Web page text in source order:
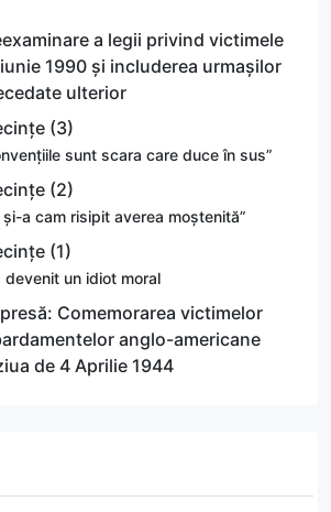
a legii privind victimele
1990 și includerea urmașilor
ulterior
(3)
sunt scara care duce în sus”
(2)
și-a cam risipit averea moștenită”
(1)
devenit un idiot moral
Comemorarea victimelor
anglo-americane
de 4 Aprilie 1944